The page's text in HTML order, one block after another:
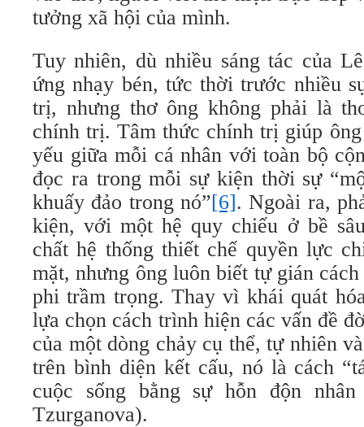
tưởng xã hội của mình.
Tuy nhiên, dù nhiều sáng tác của
ứng nhạy bén, tức thời trước nhiều
trị, nhưng thơ ông không phải là
chính trị. Tâm thức chính trị giúp
yếu giữa mỗi cá nhân với toàn bộ
đọc ra trong mỗi sự kiện thời sự
khuấy đảo trong nó”[6]. Ngoài ra,
kiện, với một hệ quy chiếu ở bề
chất hệ thống thiết chế quyền lực
mặt, nhưng ông luôn biết tự gián
phi trầm trọng. Thay vì khái quát
lựa chọn cách trình hiện các vấn đề
của một dòng chảy cụ thể, tự nhiên
trên bình diện kết cấu, nó là cách
cuộc sống bằng sự hỗn độn
Tzurganova).